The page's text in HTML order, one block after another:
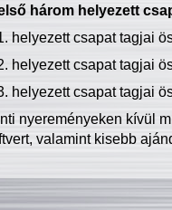
három helyezett
helyezett csapat tagjai
helyezett csapat tagjai
helyezett csapat tagjai
nyereményeken kívül
valamint kisebb